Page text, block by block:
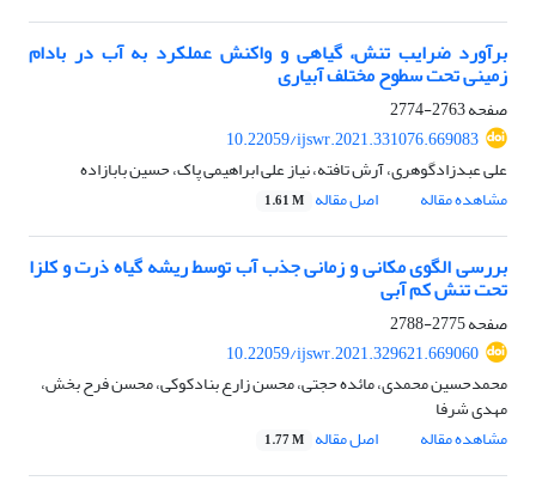
برآورد ضرایب‌ تنش، گیاهی و ‌واکنش عملکرد به ‌آب در بادام‌
زمینی تحت سطوح مختلف آبیاری
صفحه2763-2774
10.22059/ijswr.2021.331076.669083
علی عبدزادگوهری، آرش تافته، نیاز علی ابراهیمی پاک، حسین بابازاده
مشاهده مقاله
اصل مقاله 1.61 M
بررسی الگوی مکانی و زمانی جذب آب توسط ریشه گیاه ذرت و کلزا
تحت تنش کم آبی
صفحه2775-2788
10.22059/ijswr.2021.329621.669060
محمدحسین محمدی، مائده حجتی، محسن زارع بنادکوکی، محسن فرح بخش،
مهدی شرفا
مشاهده مقاله
اصل مقاله 1.77 M